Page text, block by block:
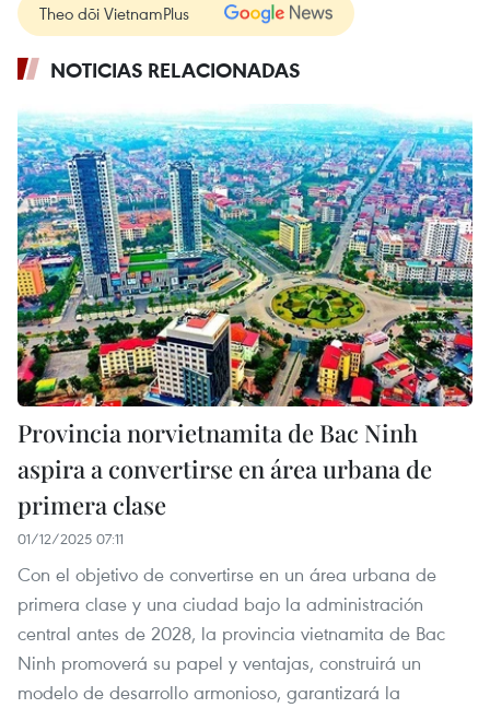
Theo dõi VietnamPlus
NOTICIAS RELACIONADAS
Provincia norvietnamita de Bac Ninh
aspira a convertirse en área urbana de
primera clase
01/12/2025 07:11
Con el objetivo de convertirse en un área urbana de
primera clase y una ciudad bajo la administración
central antes de 2028, la provincia vietnamita de Bac
Ninh promoverá su papel y ventajas, construirá un
modelo de desarrollo armonioso, garantizará la